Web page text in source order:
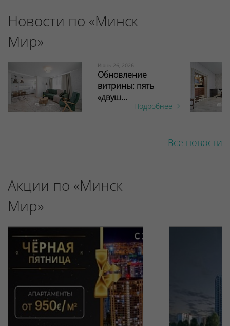
Новости по «Минск
Мир»
Июнь 26, 2026
Обновление
витрины: пять
«двуш...
Подробнее
Все новости
Акции по «Минск
Мир»